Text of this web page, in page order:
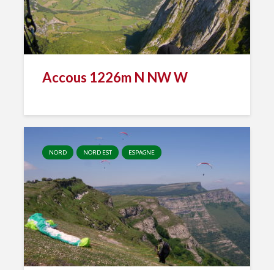
Accous 1226m N NW W
NORD NORD EST ESPAGNE